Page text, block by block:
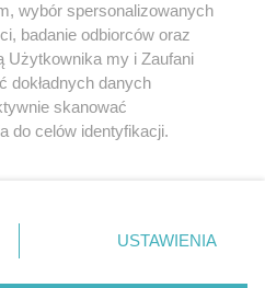
Prywatność
Praca Łódź
Facebook.com
Youtube.com
wybór spersonalizowanych
badanie odbiorców oraz
Użytkownika my i Zaufani
dokładnych danych
skanować
do celów identyfikacji.
ustawień prywatności
rogu strony
. Niektóre
USTAWIENIA